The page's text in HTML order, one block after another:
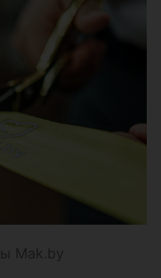
Mak.by